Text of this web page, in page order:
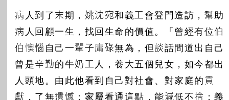
病人到了末期，姚沈宛和義工會登門造訪，幫助
病人回顧一生，找回生命的價值。「曾經有位伯
伯懊惱自己一輩子庸碌無為，但談話間道出自己
曾是辛勤的牛奶工人，養大五個兒女，如今都出
人頭地。由此他看到自己對社會、對家庭的貢
獻，了無遺憾；家屬看通這點，能減低不捨；義